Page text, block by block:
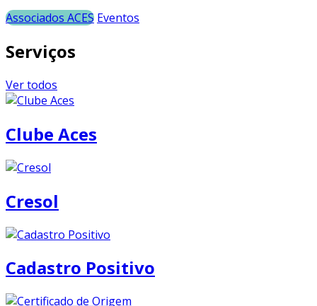
Associados ACES Eventos
Serviços
Ver todos
Clube Aces
Cresol
Cadastro Positivo